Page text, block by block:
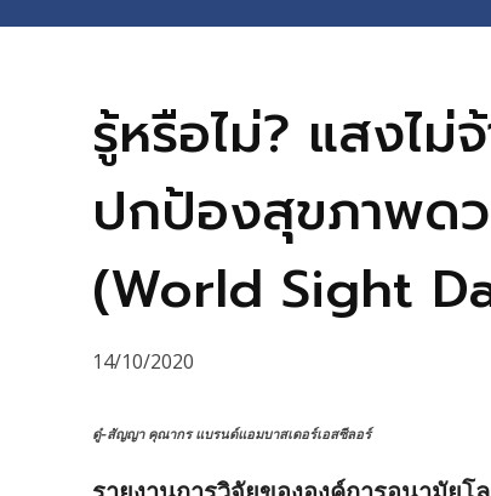
รู้หรือไม่? แสงไม่
ปกป้องสุขภาพด
(World Sight
14/10/2020
ดู๋-สัญญา คุณากร แบรนด์แอมบาสเดอร์เอสซีลอร์